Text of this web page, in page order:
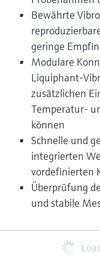
Bewährte
geringe
Modulare
zusätzlichen
Temperatur-
können
Schnelle und
integrierten
vordefinierten
Überprüfung
und stabile